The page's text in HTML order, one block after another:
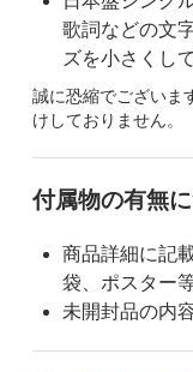
歌詞などの文
ズを小さくし
誠に恐縮でございま
けしておりません。
付属物の有無
商品詳細に記
袋、ポスター
未開封品の内